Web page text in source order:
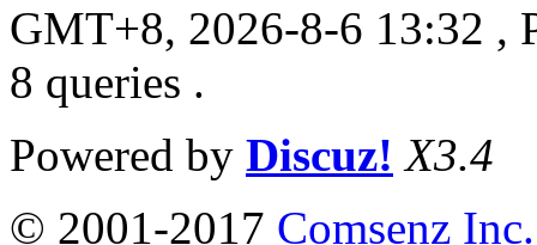
GMT+8, 2026-8-6 13:32 ,
8 queries .
Powered by Discuz! X3.4
© 2001-2017 Comsenz Inc.